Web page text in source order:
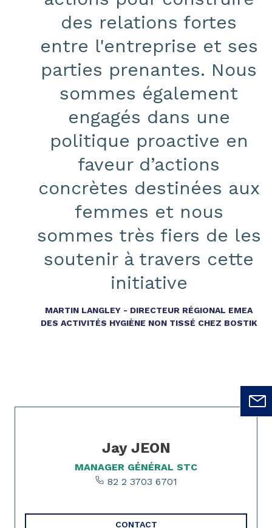
des relations fortes
entre l'entreprise et ses
parties prenantes. Nous
sommes également
engagés dans une
politique proactive en
faveur d’actions
concrètes destinées aux
femmes et nous
sommes très fiers de les
soutenir à travers cette
initiative
MARTIN LANGLEY - DIRECTEUR RÉGIONAL EMEA
DES ACTIVITÉS HYGIÈNE NON TISSÉ CHEZ BOSTIK
Page 1 of 1
Jay JEON
MANAGER GÉNÉRAL STC
82 2 3703 6701
CONTACT